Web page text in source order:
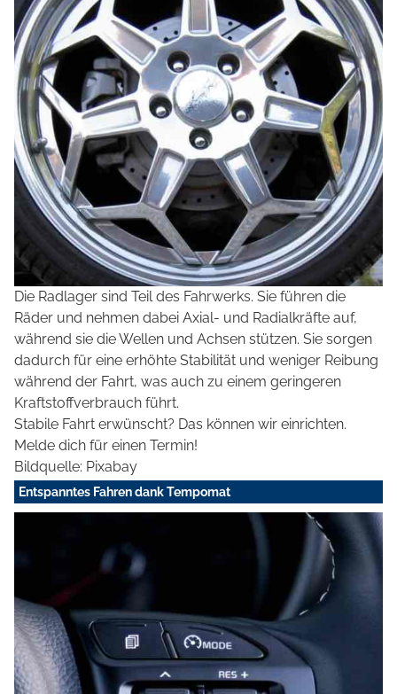
Die Radlager sind Teil des Fahrwerks. Sie führen die
Räder und nehmen dabei Axial- und Radialkräfte auf,
während sie die Wellen und Achsen stützen. Sie sorgen
dadurch für eine erhöhte Stabilität und weniger Reibung
während der Fahrt, was auch zu einem geringeren
Kraftstoffverbrauch führt.
Stabile Fahrt erwünscht? Das können wir einrichten.
Melde dich für einen Termin!
Bildquelle: Pixabay
Entspanntes Fahren dank Tempomat